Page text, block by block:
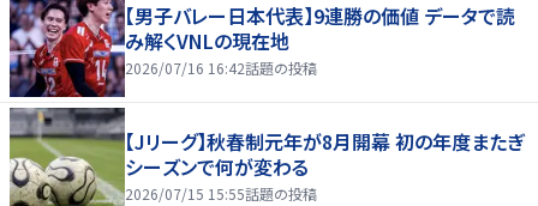
【男子バレー日本代表】9連勝の価値 データで読
み解くVNLの現在地
2026/07/16 16:42話題の投稿
【Jリーグ】秋春制元年が8月開幕 初の年度またぎ
シーズンで何が変わる
2026/07/15 15:55話題の投稿